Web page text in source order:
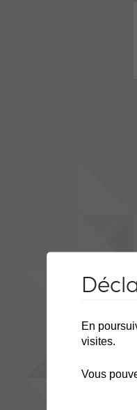
En
visites.
Vous